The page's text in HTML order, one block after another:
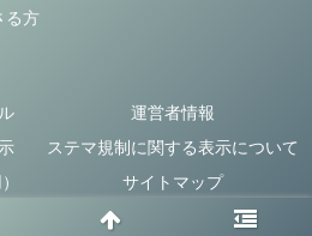
る方
運営者情報
ステマ規制に関する表示について
サイトマップ
トラブル解決ガイド.